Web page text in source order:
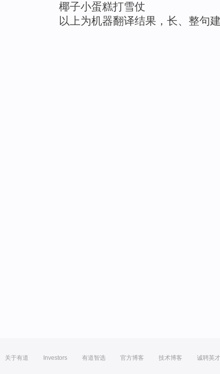
椰子小蛋糕打雪仗
以上为机器翻译结果，长、整句
关于有道 Investors 有道智选 官方博客 技术博客 诚聘英才